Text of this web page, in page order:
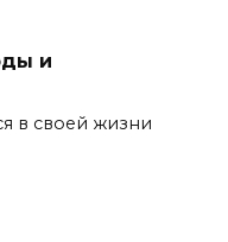
и
в своей жизни